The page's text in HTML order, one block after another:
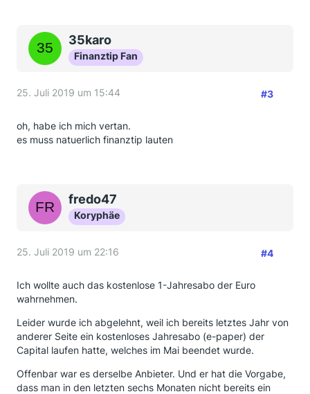
35karo
Finanztip Fan
25. Juli 2019 um 15:44 #3
oh, habe ich mich vertan.
es muss natuerlich finanztip lauten
fredo47
Koryphäe
25. Juli 2019 um 22:16 #4
Ich wollte auch das kostenlose 1-Jahresabo der Euro
wahrnehmen.
Leider wurde ich abgelehnt, weil ich bereits letztes Jahr von
anderer Seite ein kostenloses Jahresabo (e-paper) der
Capital laufen hatte, welches im Mai beendet wurde.
Offenbar war es derselbe Anbieter. Und er hat die Vorgabe,
dass man in den letzten sechs Monaten nicht bereits ein